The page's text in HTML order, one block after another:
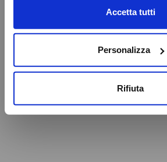
Accetta tutti
Personalizza
Rifiuta